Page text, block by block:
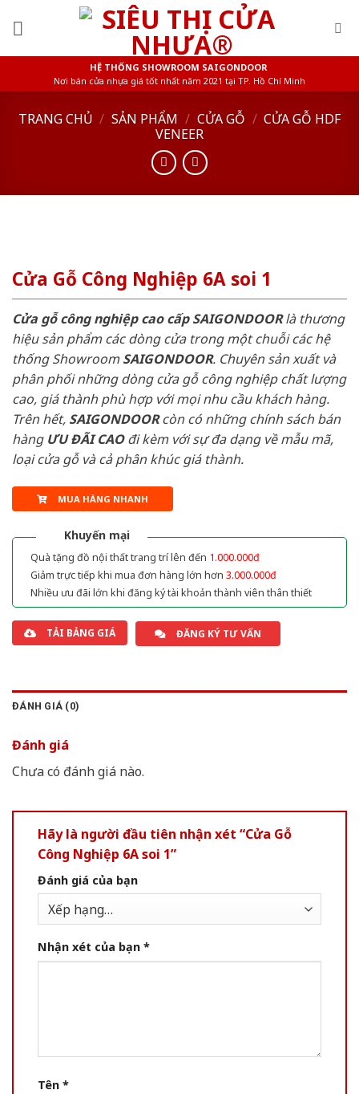
HỆ THỐNG SHOWROOM SAIGONDOOR
Nơi bán cửa nhựa giá tốt nhất năm 2021 tại TP. Hồ Chí Minh
TRANG CHỦ / SẢN PHẨM / CỬA GỖ / CỬA GỖ HDF
VENEER
Cửa Gỗ Công Nghiệp 6A soi 1
Cửa gỗ công nghiệp cao cấp SAIGONDOORlà thương
hiệu sản phẩm các dòng cửa trong một chuỗi các hệ
thống ShowroomSAIGONDOOR. Chuyên sản xuất và
phân phối những dòng cửa gỗ công nghiệp chất lượng
cao, giá thành phù hợp với mọi nhu cầu khách hàng.
Trên hết, SAIGONDOORcòn có những chính sách bán
hàng ƯU ĐÃI CAOđi kèm với sự đa dạng về mẫu mã,
loại cửa gỗ và cả phân khúc giá thành.
MUA HÀNG NHANH
Khuyến mại
Quà tặng đồ nội thất trang trí lên đến 1.000.000đ
Giảm trực tiếp khi mua đơn hàng lớn hơn 3.000.000đ
Nhiều ưu đãi lớn khi đăng ký tài khoản thành viên thân thiết
TẢI BẢNG GIÁ ĐĂNG KÝ TƯ VẤN
ĐÁNH GIÁ (0)
Đánh giá
Chưa có đánh giá nào.
Hãy là người đầu tiên nhận xét “Cửa Gỗ
Công Nghiệp 6A soi 1”
Đánh giá của bạn
Nhận xét của bạn *
Tên *